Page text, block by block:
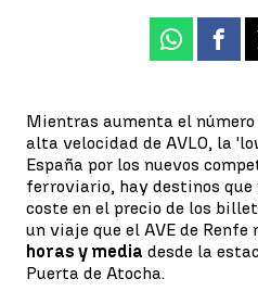
Whatsapp
Mientras aumenta el
alta velocidad de AVLO, la
España por los nuevos
ferroviario, hay destinos que
coste en el precio de los
un viaje que el AVE de Renfe
horas y media desde la
Puerta de Atocha.